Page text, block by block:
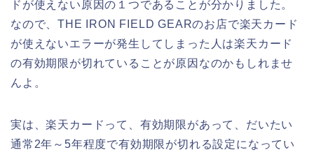
ドが使えない原因の１つであることが分かりました。
なので、THE IRON FIELD GEARのお店で楽天カード
が使えないエラーが発生してしまった人は楽天カード
の有効期限が切れていることが原因なのかもしれませ
んよ。
実は、楽天カードって、有効期限があって、だいたい
通常2年～5年程度で有効期限が切れる設定になってい